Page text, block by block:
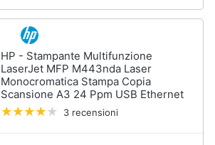
HP - Stampante Multifunzione
LaserJet MFP M443nda Laser
Monocromatica Stampa Copia
Scansione A3 24 Ppm USB Ethernet
3 recensioni